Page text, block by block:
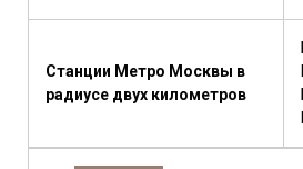
Станции Метро Москвы в
радиусе двух километров